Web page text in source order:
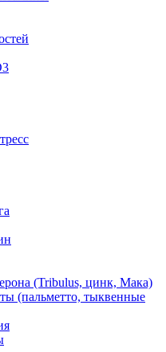
(Tribulus, цинк, Мака)
(пальметто, тыквенные